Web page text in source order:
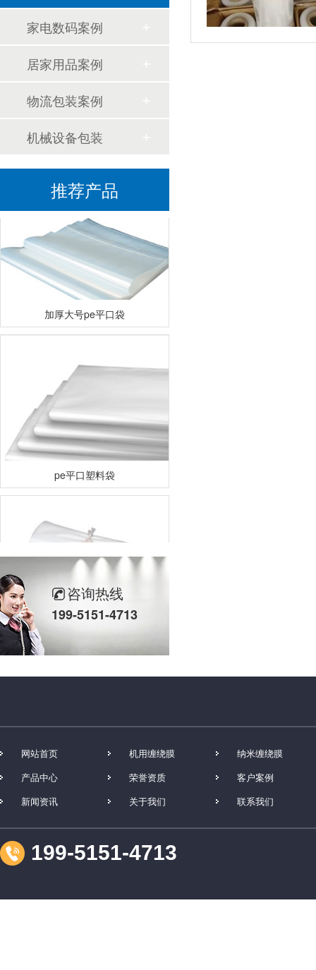
家电数码案例
居家用品案例
物流包装案例
机械设备包装
推荐产品
加厚大号pe平口袋
pe平口塑料袋
平口袋
咨询热线
199-5151-4713
网站首页 机用缠绕膜
纳米缠绕膜
产品中心
荣誉资质
客户案例
新闻资讯
关于我们 联系我们
199-5151-4713